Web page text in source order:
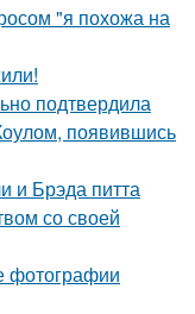
"я похожа на
подтвердила
появившись
и Брэда питта
со своей
фотографии